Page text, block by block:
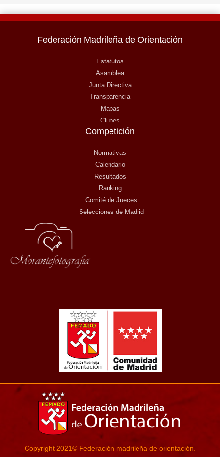
Federación Madrileña de Orientación
Estatutos
Asamblea
Junta Directiva
Transparencia
Mapas
Clubes
Competición
Normativas
Calendario
Resultados
Ranking
Comité de Jueces
Selecciones de Madrid
Copyright 2021© Federación madrileña de orientación.